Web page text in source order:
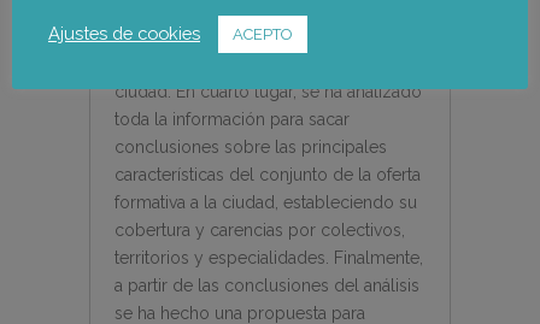
que disponen de información y guías
ciudad. En cuarto lugar, se ha analizado
toda la información para sacar
conclusiones sobre las principales
características del conjunto de la oferta
formativa a la ciudad, estableciendo su
cobertura y carencias por colectivos,
territorios y especialidades. Finalmente,
a partir de las conclusiones del análisis
se ha hecho una propuesta para
Ajustes de cookies ACEPTO